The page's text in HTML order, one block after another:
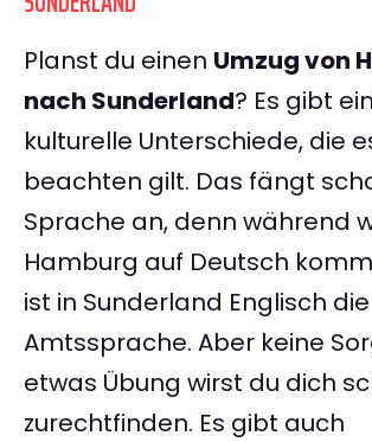
Planst du einen Umzug von
nach Sunderland? Es gibt
kulturelle Unterschiede, die
beachten gilt. Das fängt
Sprache an, denn während
Hamburg auf Deutsch
ist in Sunderland Englisch die
Amtssprache. Aber keine
etwas Übung wirst du dich
zurechtfinden. Es gibt auch